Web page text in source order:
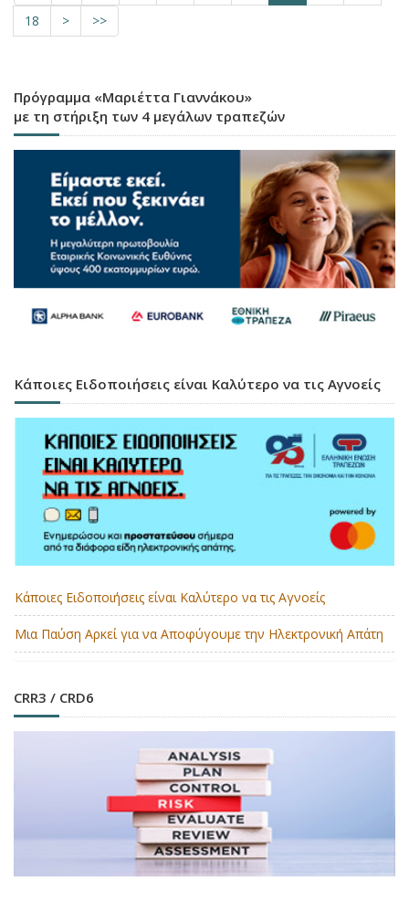
18
> >>
Πρόγραμμα «Μαριέττα Γιαννάκου»
με τη στήριξη των 4 μεγάλων τραπεζών
Κάποιες Ειδοποιήσεις είναι Καλύτερο να τις Αγνοείς
Κάποιες Ειδοποιήσεις είναι Καλύτερο να τις Αγνοείς
Μια Παύση Αρκεί για να Αποφύγουμε την Ηλεκτρονική Απάτη
CRR3 / CRD6